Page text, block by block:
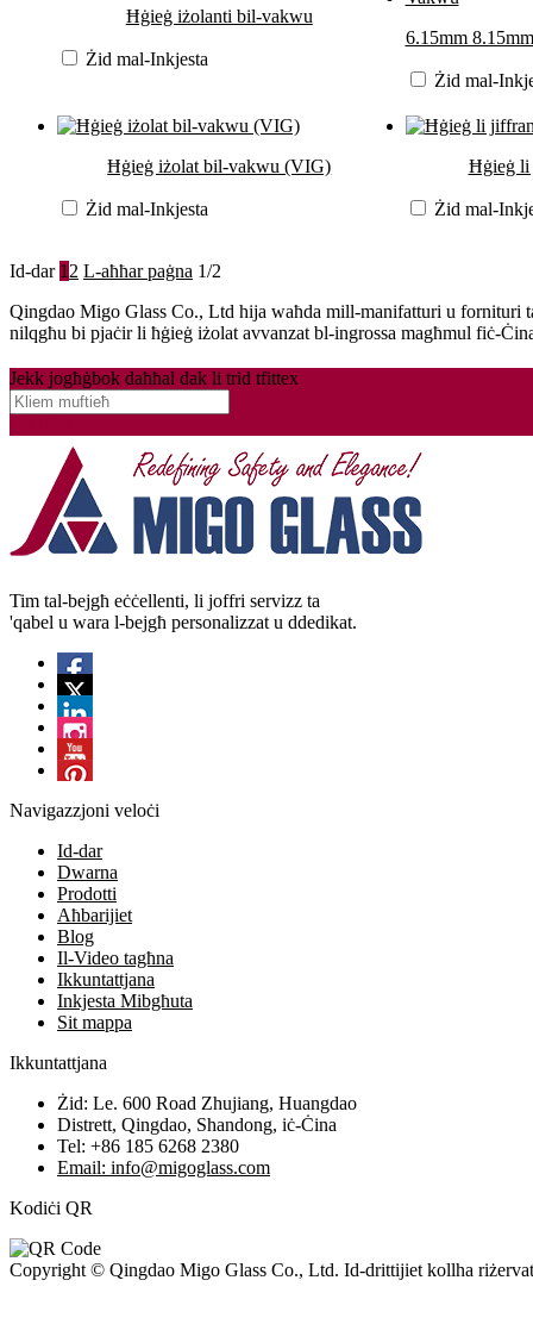
Ħġieġ iżolanti bil-vakwu
Żid mal-Inkjesta
6.15mm
Żid mal-
Ħġieġ iżolat bil-vakwu (VIG)
Żid mal-Inkjesta
Ħġieġ li
Żid mal-
Id-dar 12 L-aħħar paġna 1/2
Qingdao Migo Glass Co., Ltd hija waħda mill-manifatturi u fornituri
nilqgħu bi pjaċir li ħġieġ iżolat avvanzat bl-ingrossa magħmul fiċ-
Jekk jogħġbok daħħal dak li trid tfittex
Tim tal-bejgħ eċċellenti, li joffri servizz ta
'qabel u wara l-bejgħ personalizzat u ddedikat.
Navigazzjoni veloċi
Id-dar
Dwarna
Prodotti
Aħbarijiet
Blog
Il-Video tagħna
Ikkuntattjana
Inkjesta Mibgħuta
Sit mappa
Ikkuntattjana
Żid: Le. 600 Road Zhujiang, Huangdao
Distrett, Qingdao, Shandong, iċ-Ċina
Tel: +86 185 6268 2380
Email: info@migoglass.com
Kodiċi QR
Copyright © Qingdao Migo Glass Co., Ltd. Id-drittijiet kollha